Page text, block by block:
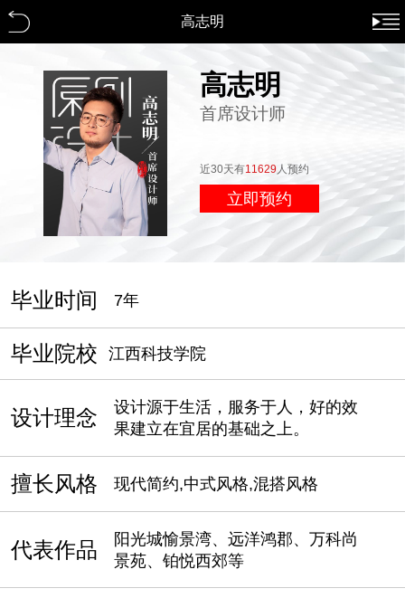
高志明
高志明
首席设计师
近30天有11629 人预约
立即预约
毕业时间 7年
毕业院校 江西科技学院
设计理念
设计源于生活，服务于人，好的效
果建立在宜居的基础之上。
擅长风格 现代简约,中式风格,混搭风格
代表作品
阳光城愉景湾、远洋鸿郡、万科尚
景苑、铂悦西郊等